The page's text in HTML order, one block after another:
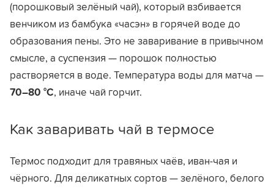
(порошковый зелёный чай), который взбивается
венчиком из бамбука «часэн» в горячей воде до
образования пены. Это не заваривание в привычном
смысле, а суспензия — порошок полностью
растворяется в воде. Температура воды для матча —
70–80 °C, иначе чай горчит.
Как заваривать чай в термосе
Термос подходит для травяных чаёв, иван-чая и
чёрного. Для деликатных сортов — зелёного, белого